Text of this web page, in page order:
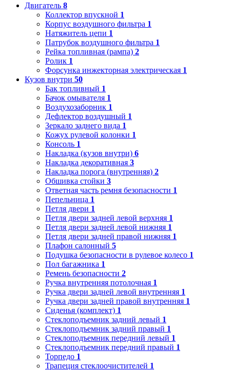
Двигатель 8
Коллектор впускной 1
Корпус воздушного фильтра 1
Натяжитель цепи 1
Патрубок воздушного фильтра 1
Рейка топливная (рампа) 2
Ролик 1
Форсунка инжекторная электрическая 1
Кузов внутри 50
Бак топливный 1
Бачок омывателя 1
Воздухозаборник 1
Дефлектор воздушный 1
Зеркало заднего вида 1
Кожух рулевой колонки 1
Консоль 1
Накладка (кузов внутри) 6
Накладка декоративная 3
Накладка порога (внутренняя) 2
Обшивка стойки 3
Ответная часть ремня безопасности 1
Пепельница 1
Петля двери 1
Петля двери задней левой верхняя 1
Петля двери задней левой нижняя 1
Петля двери задней правой нижняя 1
Плафон салонный 5
Подушка безопасности в рулевое колесо 1
Пол багажника 1
Ремень безопасности 2
Ручка внутренняя потолочная 1
Ручка двери задней левой внутренняя 1
Ручка двери задней правой внутренняя 1
Сиденья (комплект) 1
Стеклоподъемник задний левый 1
Стеклоподъемник задний правый 1
Стеклоподъемник передний левый 1
Стеклоподъемник передний правый 1
Торпедо 1
Трапеция стеклоочистителей 1